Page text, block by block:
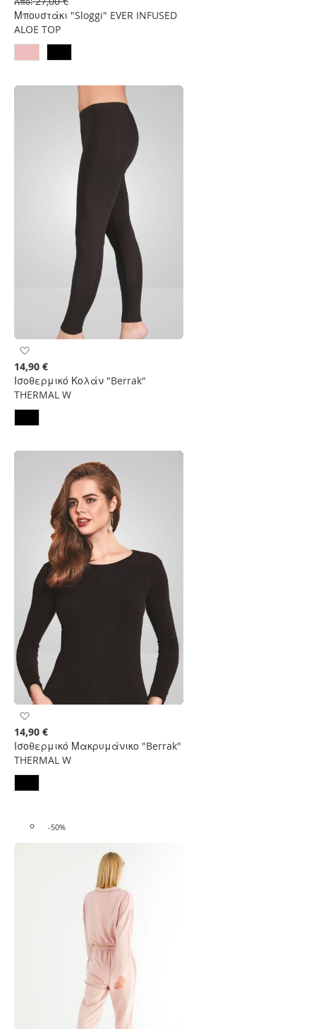
Επιθυμιών
Μπουστάκι "Sloggi" EVER INFUSED
ALOE TOP
στη
Λίστα
Επιθυμιών
Ισοθερμικό Κολάν "Berrak"
THERMAL W
14,90 €
στη
Λίστα
Επιθυμιών
Ισοθερμικό Μακρυμάνικο "Berrak"
THERMAL W
14,90 €
-50%